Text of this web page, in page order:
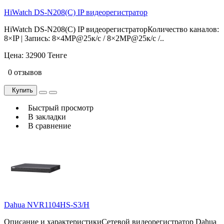
HiWatch DS-N208(C) IP видеорегистратор
HiWatch DS-N208(C) IP видеорегистраторКоличество каналов:
8×IP | Запись: 8×4MP@25к/с / 8×2MP@25к/с /..
Цена: 32900 Тенге
0 отзывов
Купить
Быстрый просмотр
В закладки
В сравнение
Dahua NVR1104HS-S3/H
Описание и характеристикиСетевой видеорегистратор Dahua